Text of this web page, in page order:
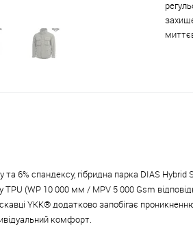
та 6% спандексу, гібридна парка DIAS
TPU (WP 10 000 мм / MPV 5 000 Gsm
YKK® додатково запобігає
комфорт.